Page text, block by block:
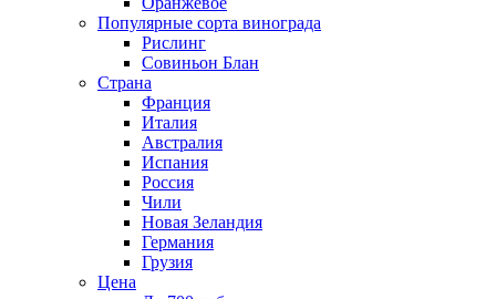
Популярные сорта винограда
Рислинг
Совиньон Блан
Страна
Франция
Италия
Австралия
Испания
Россия
Чили
Новая Зеландия
Германия
Грузия
Цена